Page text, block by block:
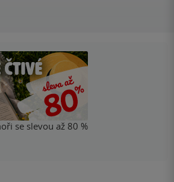
se slevou až 80 %